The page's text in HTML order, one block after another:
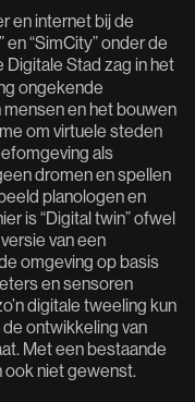
en internet bij de
“SimCity” onder de
Stad zag in het
ongekende
en het bouwen
om virtuele steden
als
dromen en spellen
planologen en
is “Digital twin” ofwel
van een
omgeving op basis
en sensoren
digitale tweeling kun
ontwikkeling van
Met een bestaande
ook niet gewenst.